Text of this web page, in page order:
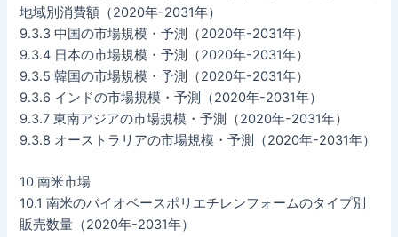
地域別消費額（2020年-2031年）
9.3.3 中国の市場規模・予測（2020年-2031年）
9.3.4 日本の市場規模・予測（2020年-2031年）
9.3.5 韓国の市場規模・予測（2020年-2031年）
9.3.6 インドの市場規模・予測（2020年-2031年）
9.3.7 東南アジアの市場規模・予測（2020年-2031年）
9.3.8 オーストラリアの市場規模・予測（2020年-2031年）
10 南米市場
10.1 南米のバイオベースポリエチレンフォームのタイプ別
販売数量（2020年-2031年）